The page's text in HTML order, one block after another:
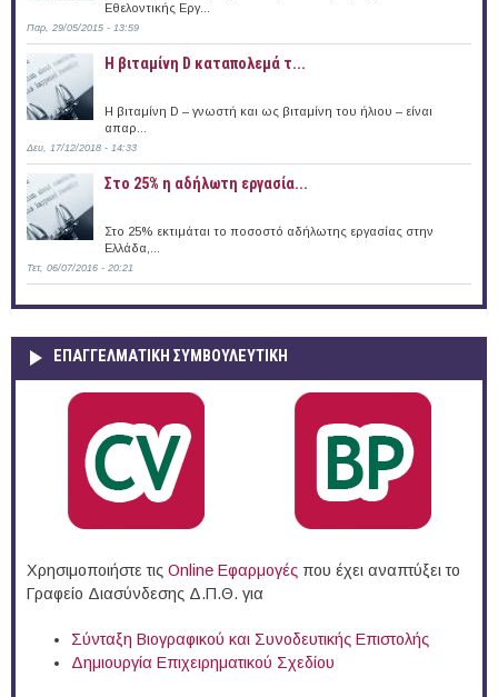
Εθελοντικής Εργ...
Παρ, 29/05/2015 - 13:59
Η βιταμίνη D καταπολεμά τ...
Η βιταμίνη D – γνωστή και ως βιταμίνη του ήλιου – είναι
απαρ...
Δευ, 17/12/2018 - 14:33
Στο 25% η αδήλωτη εργασία...
Στο 25% εκτιμάται το ποσοστό αδήλωτης εργασίας στην
Ελλάδα,...
Τετ, 06/07/2016 - 20:21
ΕΠΑΓΓΕΛΜΑΤΙΚΉ ΣΥΜΒΟΥΛΕΥΤΙΚΉ
Χρησιμοποιήστε τις Online Eφαρμογές που έχει αναπτύξει το
Γραφείο Διασύνδεσης Δ.Π.Θ. για
Σύνταξη Βιογραφικού και Συνοδευτικής Επιστολής
Δημιουργία Επιχειρηματικού Σχεδίου